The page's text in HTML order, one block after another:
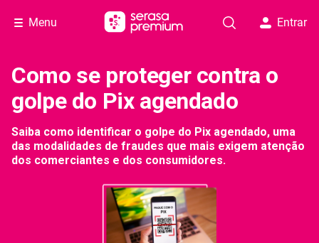
Menu Entrar
Como se proteger contra o
golpe do Pix agendado
Saiba como identificar o golpe do Pix agendado, uma
das modalidades de fraudes que mais exigem atenção
dos comerciantes e dos consumidores.